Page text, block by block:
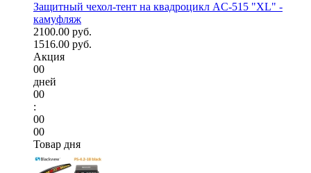
Защитный чехол-тент на квадроцикл AC-515 "XL" -
камуфляж
2100.00 руб.
1516.00 руб.
Акция
00
дней
00
:
00
00
Товар дня